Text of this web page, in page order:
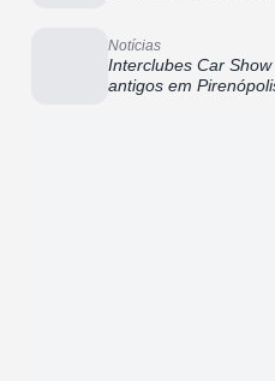
Notícias
Interclubes Car
antigos em